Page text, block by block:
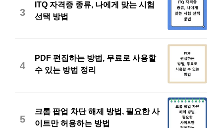
3
ITQ 자격증 종류, 나에게 맞는 시험
선택 방법
4
PDF 편집하는 방법, 무료로 사용할
수 있는 방법 정리
5
크롬 팝업 차단 해제 방법, 필요한 사
이트만 허용하는 방법